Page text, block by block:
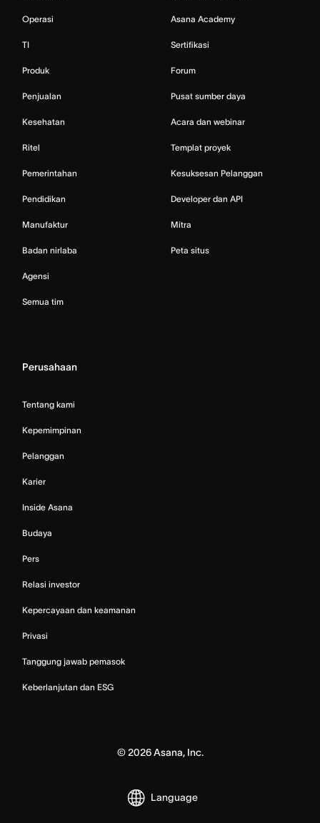
Operasi
TI
Produk
Penjualan
Kesehatan
Ritel
Pemerintahan
Pendidikan
Manufaktur
Badan nirlaba
Agensi
Semua tim
Asana Academy
Sertifikasi
Forum
Pusat sumber daya
Acara dan webinar
Templat proyek
Kesuksesan Pelanggan
Developer dan API
Mitra
Peta situs
Perusahaan
Tentang kami
Kepemimpinan
Pelanggan
Karier
Inside Asana
Budaya
Pers
Relasi investor
Kepercayaan dan keamanan
Privasi
Tanggung jawab pemasok
Keberlanjutan dan ESG
© 2026Asana, Inc.
Language